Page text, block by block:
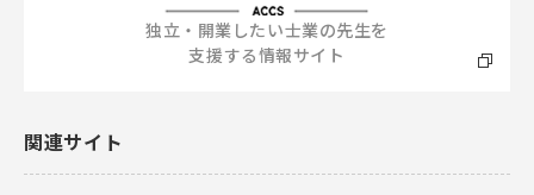
独立・開業したい士業の先生を
支援する情報サイト
関連サイト